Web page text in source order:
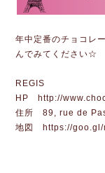
年中定番のチョコレ
んでみてください☆
REGIS
HP http://
住所 89, rue de
地図 https://goo.gl/